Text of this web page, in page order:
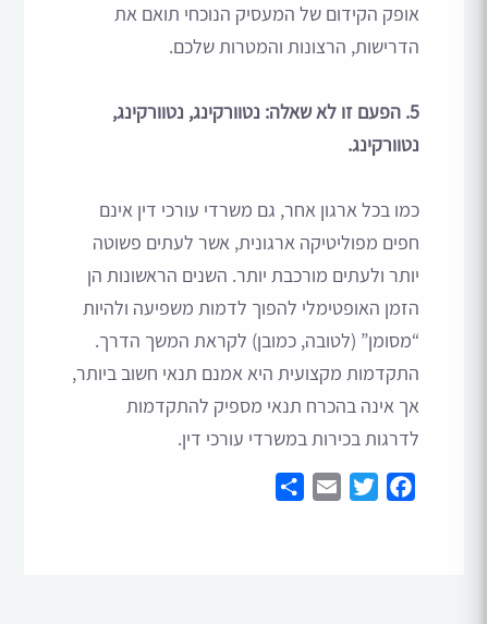
אופק הקידום של המעסיק הנוכחי תואם את
הדרישות, הרצונות והמטרות שלכם.
5. הפעם זו לא שאלה: נטוורקינג, נטוורקינג,
נטוורקינג.
כמו בכל ארגון אחר, גם משרדי עורכי דין אינם
חפים מפוליטיקה ארגונית, אשר לעתים פשוטה
יותר ולעתים מורכבת יותר. השנים הראשונות הן
הזמן האופטימלי להפוך לדמות משפיעה ולהיות
“מסומן” (לטובה, כמובן) לקראת המשך הדרך.
התקדמות מקצועית היא אמנם תנאי חשוב ביותר,
אך אינה בהכרח תנאי מספיק להתקדמות
לדרגות בכירות במשרדי עורכי דין.
Facebook
Twitter
Email